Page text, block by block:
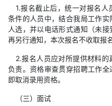
1.报名截止后，统一对报名人
条件的人员中，结合我局工作
人选，并以电话形式通知（未
再另行通知，本次报名不收取报
2.报名人员应对所提供材料
负责。资格审查贯穿招聘工作全
即取消录用资格。
（三）面试